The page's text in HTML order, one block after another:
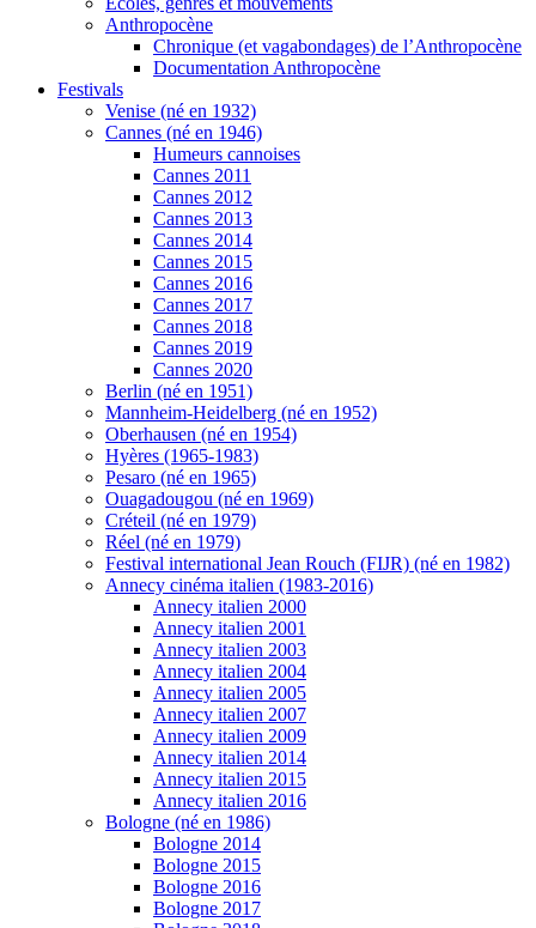
Anthropocène
Chronique (et vagabondages) de l’Anthropocène
Documentation Anthropocène
Festivals
Venise (né en 1932)
Cannes (né en 1946)
Humeurs cannoises
Cannes 2011
Cannes 2012
Cannes 2013
Cannes 2014
Cannes 2015
Cannes 2016
Cannes 2017
Cannes 2018
Cannes 2019
Cannes 2020
Berlin (né en 1951)
Mannheim-Heidelberg (né en 1952)
Oberhausen (né en 1954)
Hyères (1965-1983)
Pesaro (né en 1965)
Ouagadougou (né en 1969)
Créteil (né en 1979)
Réel (né en 1979)
Festival international Jean Rouch (FIJR) (né en 1982)
Annecy cinéma italien (1983-2016)
Annecy italien 2000
Annecy italien 2001
Annecy italien 2003
Annecy italien 2004
Annecy italien 2005
Annecy italien 2007
Annecy italien 2009
Annecy italien 2014
Annecy italien 2015
Annecy italien 2016
Bologne (né en 1986)
Bologne 2014
Bologne 2015
Bologne 2016
Bologne 2017